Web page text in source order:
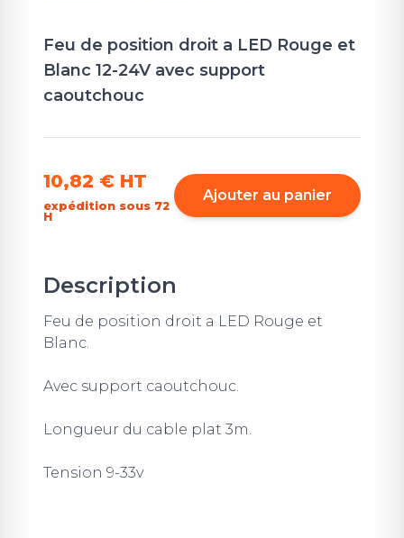
Feu de position droit a LED Rouge et
Blanc 12-24V avec support
caoutchouc
10,82 € HT
expédition sous 72
H
Ajouter au panier
Description
Feu de position droit a LED Rouge et
Blanc.
Avec support caoutchouc.
Longueur du cable plat 3m.
Tension 9-33v